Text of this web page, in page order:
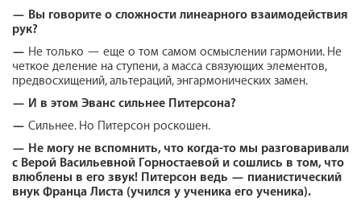
— Вы говорите о сложности линеарного взаимодействия
рук?
— Не только — еще о том самом осмыслении гармонии. Не
четкое деление на ступени, а масса связующих элементов,
предвосхищений, альтераций, энгармонических замен.
— И в этом Эванс сильнее Питерсона?
— Сильнее. Но Питерсон роскошен.
— Не могу не вспомнить, что когда-то мы разговаривали
с Верой Васильевной Горностаевой и сошлись в том, что
влюблены в его звук! Питерсон ведь — пианистический
внук Франца Листа (учился у ученика его ученика).